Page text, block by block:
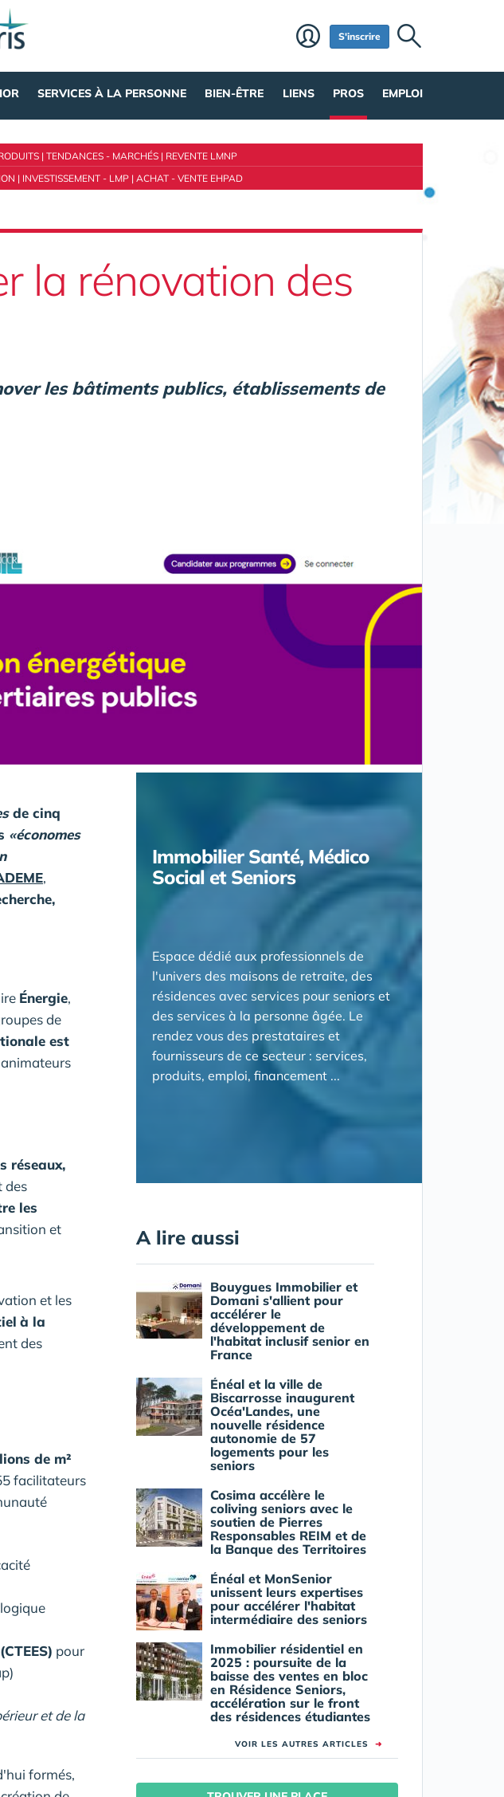
S'inscrire
SERVICES À LA PERSONNE BIEN-ÊTRE LIENS PROS EMPLOI
| TENDANCES - MARCHÉS | REVENTE LMNP
| INVESTISSEMENT - LMP | ACHAT - VENTE EHPAD
la rénovation des
les bâtiments publics, établissements de
de cinq
«économes
,
Énergie,
de
est
réseaux,
des
les
et
et les
à la
des
de m²
facilitateurs
pour
et de la
formés,
Immobilier Santé, Médico
Social et Seniors
Espace dédié aux professionnels de
l'univers des maisons de retraite, des
résidences avec services pour seniors et
des services à la personne âgée. Le
rendez vous des prestataires et
fournisseurs de ce secteur : services,
produits, emploi, financement ...
A lire aussi
Bouygues Immobilier et
Domani s'allient pour
accélérer le
développement de
l'habitat inclusif senior en
France
Énéal et la ville de
Biscarrosse inaugurent
Océa'Landes, une
nouvelle résidence
autonomie de 57
logements pour les
seniors
Cosima accélère le
coliving seniors avec le
soutien de Pierres
Responsables REIM et de
la Banque des Territoires
Énéal et MonSenior
unissent leurs expertises
pour accélérer l'habitat
intermédiaire des seniors
Immobilier résidentiel en
2025 : poursuite de la
baisse des ventes en bloc
en Résidence Seniors,
accélération sur le front
des résidences étudiantes
VOIR LES AUTRES ARTICLES ➜